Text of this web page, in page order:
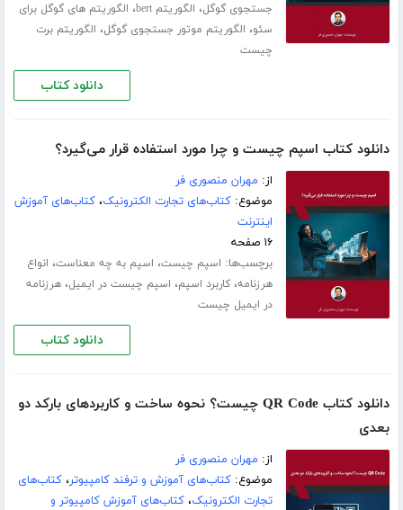
جستجوی گوگل، الگوریتم bert ، الگوریتم های گوگل برای
سئو، الگوریتم موتور جستجوی گوگل، الگوریتم برت
چیست
دانلود کتاب
دانلود کتاب اسپم چیست و چرا مورد استفاده قرار می‌گیرد؟
از: مهران منصوری فر
موضوع:کتاب‌های تجارت الکترونیک،کتاب‌های آموزش
اینترنت
۱۶ صفحه
برچسب‌ها: اسپم چیست، اسپم به چه معناست، انواع
هرزنامه،کاربرد اسپم، اسپم چیست در ایمیل،هرزنامه
در ایمیل چیست
دانلود کتاب
دانلود کتاب QR Code چیست؟ نحوه ساخت و کاربردهای بارکد دو
بعدی
از: مهران منصوری فر
موضوع:کتاب‌های آموزش و ترفند کامپیوتر،کتاب‌های
تجارت الکترونیک،کتاب‌های آموزش کامپیوتر و